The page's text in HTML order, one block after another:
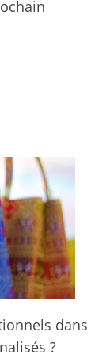
dans
?